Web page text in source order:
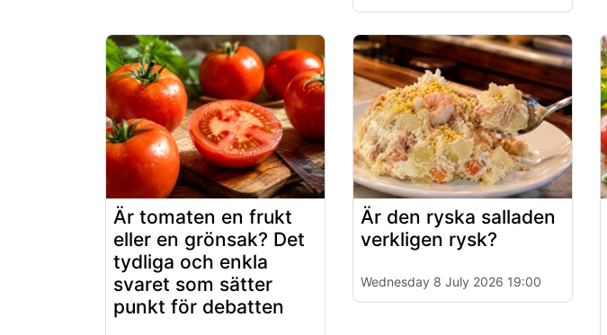
Är tomaten en frukt
eller en grönsak? Det
tydliga och enkla
svaret som sätter
punkt för debatten
Är den ryska salladen
verkligen rysk?
Wednesday 8 July 2026 19:00